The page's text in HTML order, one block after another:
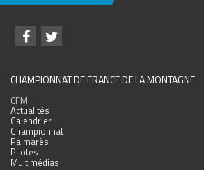
CHAMPIONNAT DE FRANCE DE LA MONTAGNE
CFM
Actualités
Calendrier
Championnat
Palmarès
Pilotes
Multimédias